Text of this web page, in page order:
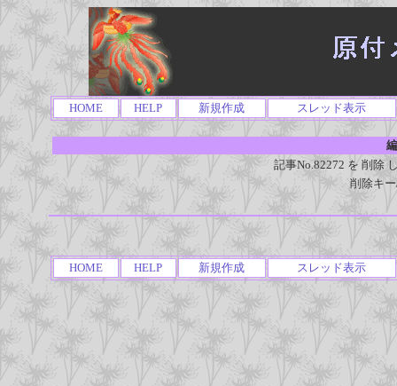
HOME HELP 新規作成 スレッド表示
記事No.82272 を 削除
削除キ
HOME HELP 新規作成 スレッド表示